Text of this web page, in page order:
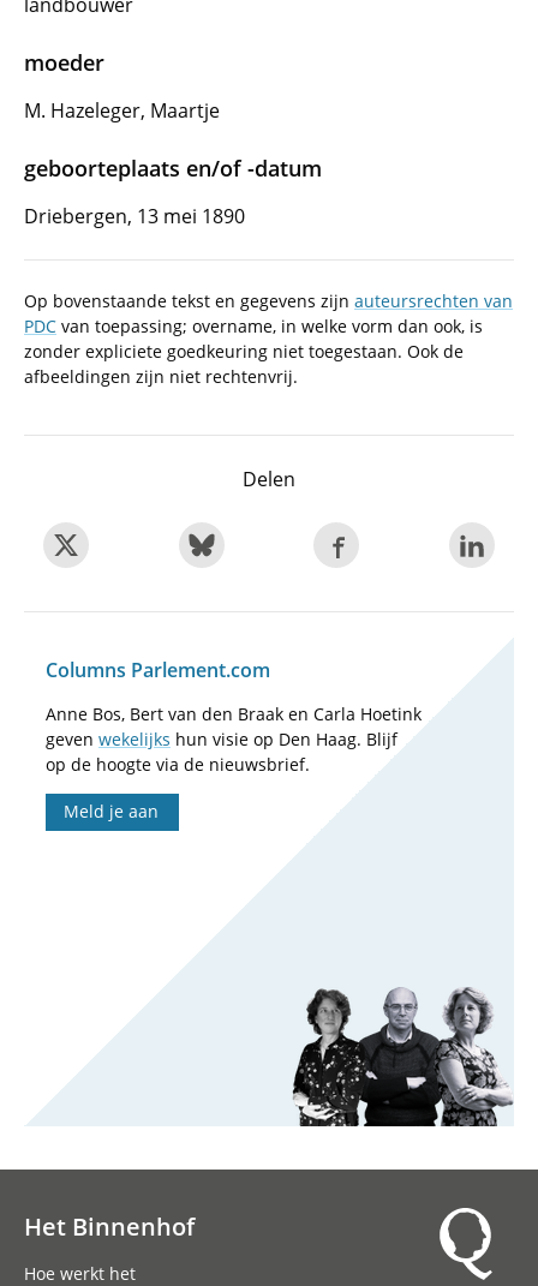
moeder
M. Hazeleger, Maartje
geboorteplaats en/of -datum
Driebergen, 13 mei 1890
Op bovenstaande tekst en gegevens zijn auteursrechten van
PDC van toepassing; overname, in welke vorm dan ook, is
zonder expliciete goedkeuring niet toegestaan. Ook de
afbeeldingen zijn niet rechtenvrij.
Delen
Columns Parlement.com
Anne Bos, Bert van den Braak en Carla Hoetink
geven wekelijks hun visie op Den Haag. Blijf
op de hoogte via de nieuwsbrief.
Meld je aan
Het Binnenhof
Hoe werkt het